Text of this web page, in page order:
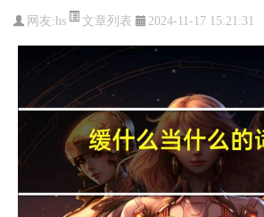
网友:hs 文章列表 2024-11-17 15:21:31